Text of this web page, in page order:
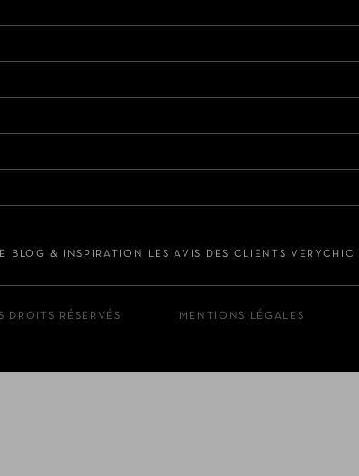
BLOG & INSPIRATION LES AVIS DES CLIENTS VERYCHIC
DROITS RÉSERVÉS MENTIONS LÉGALES